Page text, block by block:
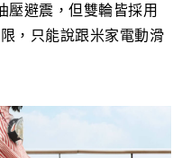
壓避震，但雙輪皆採用
，只能說跟米家電動滑